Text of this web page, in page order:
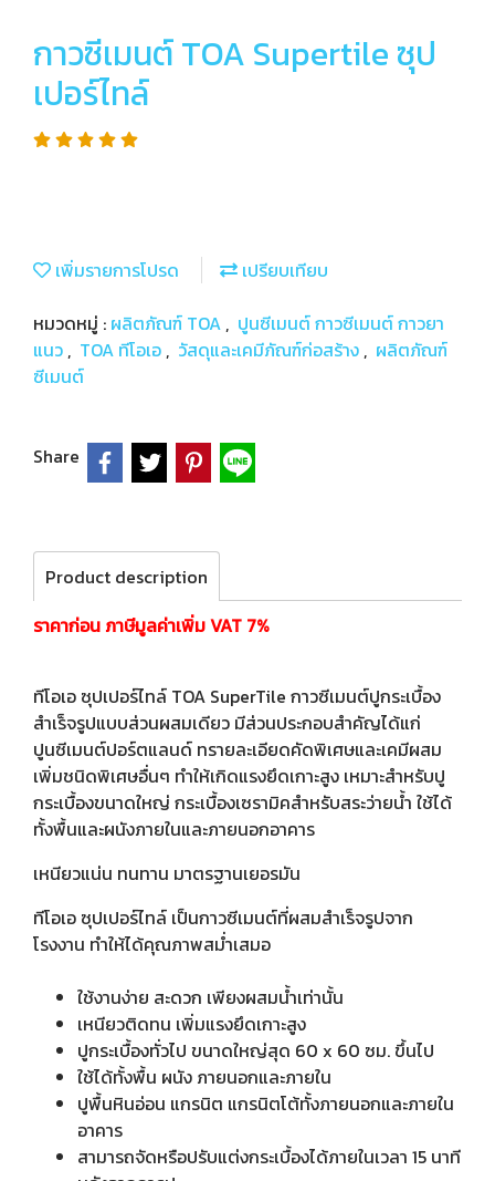
กาวซีเมนต์ TOA Supertile ซุป
เปอร์ไทล์
เพิ่มรายการโปรด
เปรียบเทียบ
หมวดหมู่ : ผลิตภัณฑ์ TOA , ปูนซีเมนต์ กาวซีเมนต์ กาวยา
แนว , TOA ทีโอเอ , วัสดุและเคมีภัณฑ์ก่อสร้าง , ผลิตภัณฑ์
ซีเมนต์
Share
Product description
ราคาก่อน ภาษีมูลค่าเพิ่ม VAT 7%
ทีโอเอ ซุปเปอร์ไทล์ TOA SuperTile กาวซีเมนต์ปูกระเบื้อง
สำเร็จรูปแบบส่วนผสมเดียว มีส่วนประกอบสำคัญได้แก่
ปูนซีเมนต์ปอร์ตแลนด์ ทรายละเอียดคัดพิเศษและเคมีผสม
เพิ่มชนิดพิเศษอื่นๆ ทำให้เกิดแรงยึดเกาะสูง เหมาะสำหรับปู
กระเบื้องขนาดใหญ่ กระเบื้องเซรามิคสำหรับสระว่ายน้ำ ใช้ได้
ทั้งพื้นและผนังภายในและภายนอกอาคาร
เหนียวแน่น ทนทาน มาตรฐานเยอรมัน
ทีโอเอ ซุปเปอร์ไทล์ เป็นกาวซีเมนต์ที่ผสมสำเร็จรูปจาก
โรงงาน ทำให้ได้คุณภาพสม่ำเสมอ
ใช้งานง่าย สะดวก เพียงผสมน้ำเท่านั้น
เหนียวติดทน เพิ่มแรงยึดเกาะสูง
ปูกระเบื้องทั่วไป ขนาดใหญ่สุด 60 x 60 ซม. ขึ้นไป
ใช้ได้ทั้งพื้น ผนัง ภายนอกและภายใน
ปูพื้นหินอ่อน แกรนิต แกรนิตโต้ทั้งภายนอกและภายใน
อาคาร
สามารถจัดหรือปรับแต่งกระเบื้องได้ภายในเวลา 15 นาที